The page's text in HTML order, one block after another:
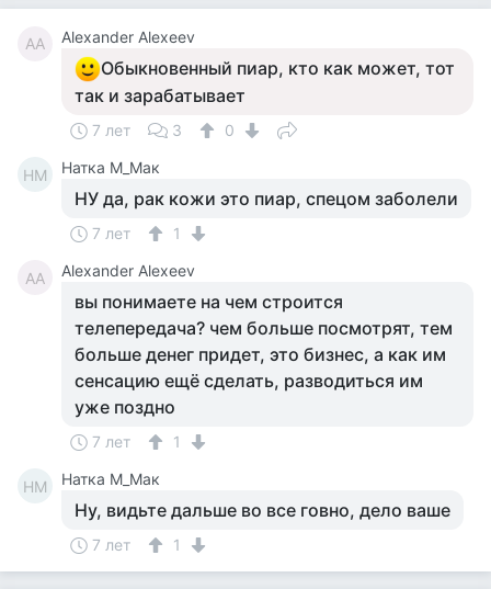
AA Alexander Alexeev
Обыкновенный пиар, кто как может, тот
так и зарабатывает
7 лет 3 0
НМ Натка М_Мак
НУ да, рак кожи это пиар, спецом заболели
7 лет 1
AA Alexander Alexeev
вы понимаете на чем строится
телепередача? чем больше посмотрят, тем
больше денег придет, это бизнес, а как им
сенсацию ещё сделать, разводиться им
уже поздно
7 лет 1
НМ Натка М_Мак
Ну, видьте дальше во все говно, дело ваше
7 лет 1